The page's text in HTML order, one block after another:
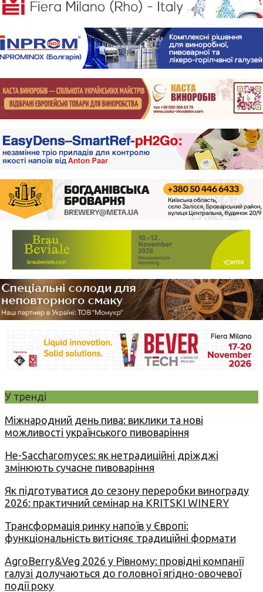
У тренді
Міжнародний день пива: виклики та нові
можливості українського пивоваріння
Не-Saccharomyces: як нетрадиційні дріжджі
змінюють сучасне пивоваріння
Як підготуватися до сезону переробки винограду
2026: практичний семінар на KRITSKI WINERY
Трансформація ринку напоїв у Європі:
функціональність витісняє традиційні формати
AgroBerry&Veg 2026 у Рівному: провідні компанії
галузі долучаються до головної ягідно-овочевої
події року